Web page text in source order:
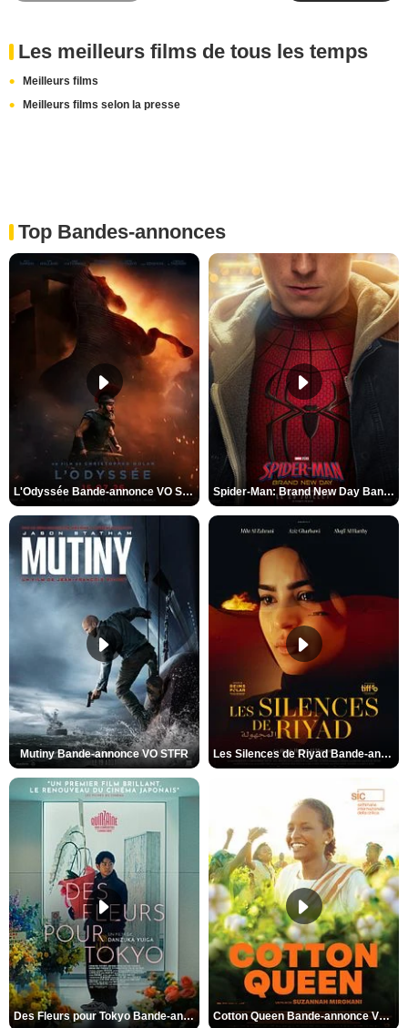
Les meilleurs films de tous les temps
Meilleurs films
Meilleurs films selon la presse
Top Bandes-annonces
L'Odyssée Bande-annonce VO STFR Spider-Man: Brand New Day Bande-annonce VO STFR
Mutiny Bande-annonce VO STFR Les Silences de Riyad Bande-annonce VO STFR
Des Fleurs pour Tokyo Bande-annonce VO STFR Cotton Queen Bande-annonce VO STFR